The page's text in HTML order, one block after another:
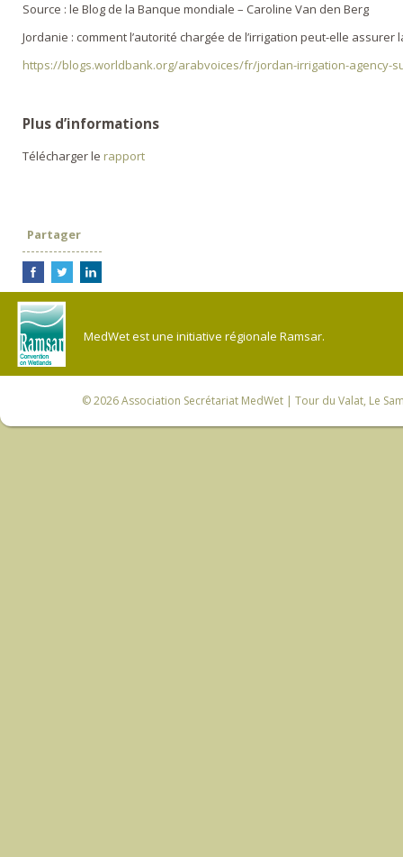
Source : le Blog de la Banque mondiale – Caroline Van den Berg
Jordanie : comment l’autorité chargée de l’irrigation peut-elle assurer
https://blogs.worldbank.org/arabvoices/fr/jordan-irrigation-agency-
Plus d’informations
Télécharger le rapport
Partager
MedWet est une initiative régionale Ramsar.
© 2026Association Secrétariat MedWet | Tour du Valat, Le